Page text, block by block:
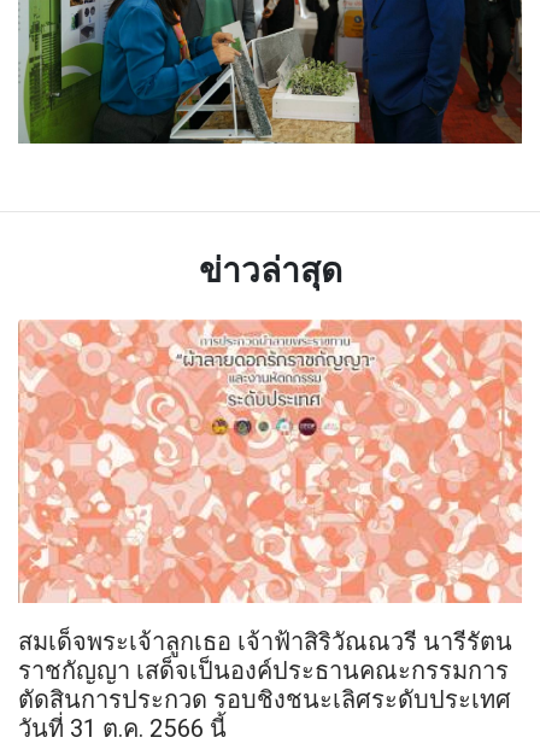
ข่าวล่าสุด
สมเด็จพระเจ้าลูกเธอ เจ้าฟ้าสิริวัณณวรี นารีรัตน
ราชกัญญา เสด็จเป็นองค์ประธานคณะกรรมการ
ตัดสินการประกวด รอบชิงชนะเลิศระดับประเทศ
วันที่ 31 ต.ค. 2566 นี้